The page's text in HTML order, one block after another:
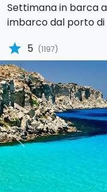
Settimana in barca
imbarco dal porto di
star 5 (1197)
Previous